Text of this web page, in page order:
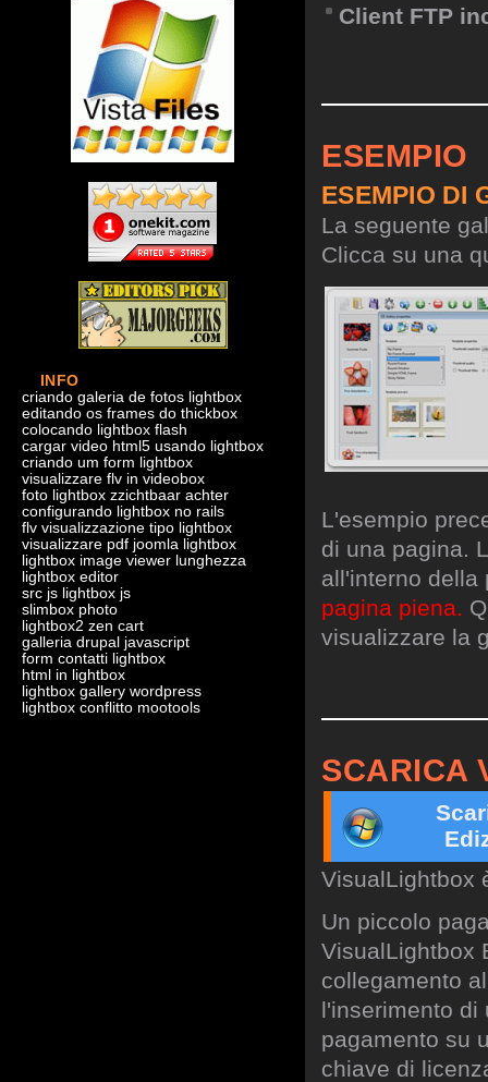
INFO
criando galeria de fotos lightbox
editando os frames do thickbox
colocando lightbox flash
cargar video html5 usando lightbox
criando um form lightbox
visualizzare flv in videobox
foto lightbox zzichtbaar achter
configurando lightbox no rails
flv visualizzazione tipo lightbox
visualizzare pdf joomla lightbox
lightbox image viewer lunghezza
lightbox editor
src js lightbox js
slimbox photo
lightbox2 zen cart
galleria drupal javascript
form contatti lightbox
html in lightbox
lightbox gallery wordpress
lightbox conflitto mootools
Client FTP
ESEMPIO
ESEMPIO DI
La seguente
Clicca su una
L'esempio
di una pagina.
all'interno
pagina piena.
visualizzare la
SCARICA
VisualLightbox
Un piccolo
VisualLightbox
collegamento
l'inserimento di
pagamento su
chiave di